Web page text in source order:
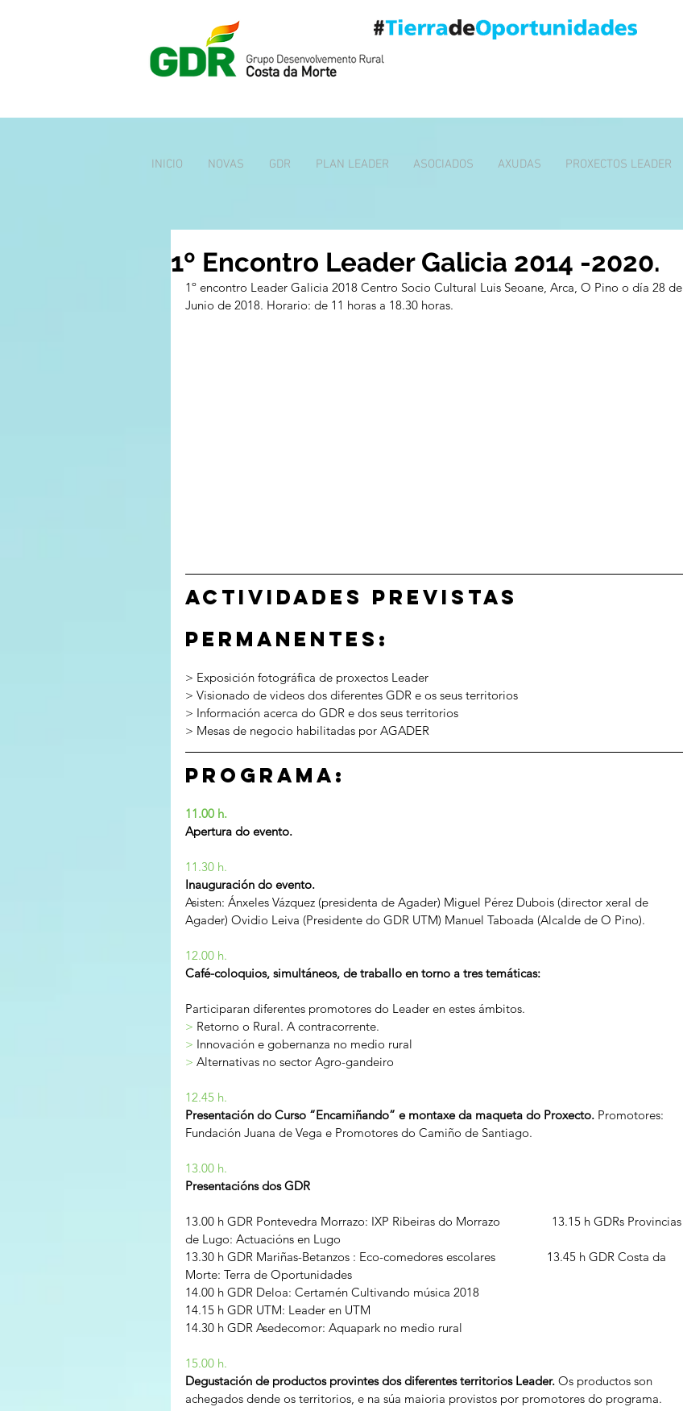
INICIO NOVAS GDR PLAN LEADER ASOCIADOS AXUDAS PROXECTOS LEADER
1º Encontro Leader Galicia 2014 -2020.
1º encontro Leader Galicia 2018 Centro Socio Cultural Luis Seoane, Arca, O Pino o día 28 de
Junio de 2018. Horario: de 11 horas a 18.30 horas.
ACTIVIDADES PREVISTAS
Permanentes:
> Exposición fotográfica de proxectos Leader
> Visionado de videos dos diferentes GDR e os seus territorios
> Información acerca do GDR e dos seus territorios
> Mesas de negocio habilitadas por AGADER
Programa:
11.00 h.
Apertura do evento.
11.30 h.
Inauguración do evento.
Asisten: Ánxeles Vázquez (presidenta de Agader) Miguel Pérez Dubois (director xeral de
Agader) Ovidio Leiva (Presidente do GDR UTM) Manuel Taboada (Alcalde de O Pino).
12.00 h.
Café-coloquios, simultáneos, de traballo en torno a tres temáticas:
Participaran diferentes promotores do Leader en estes ámbitos.
> Retorno o Rural. A contracorrente.
> Innovación e gobernanza no medio rural
> Alternativas no sector Agro-gandeiro
12.45 h.
Presentación do Curso “Encamiñando” e montaxe da maqueta do Proxecto. Promotores:
Fundación Juana de Vega e Promotores do Camiño de Santiago.
13.00 h.
Presentacións dos GDR
13.00 h GDR Pontevedra Morrazo: IXP Ribeiras do Morrazo                13.15 h GDRs Provincias
de Lugo: Actuacións en Lugo
13.30 h GDR Mariñas-Betanzos : Eco-comedores escolares                13.45 h GDR Costa da
Morte: Terra de Oportunidades
14.00 h GDR Deloa: Certamén Cultivando música 2018
14.15 h GDR UTM: Leader en UTM
14.30 h GDR Asedecomor: Aquapark no medio rural
15.00 h.
Degustación de productos provintes dos diferentes territorios Leader. Os productos son
achegados dende os territorios, e na súa maioria provistos por promotores do programa.